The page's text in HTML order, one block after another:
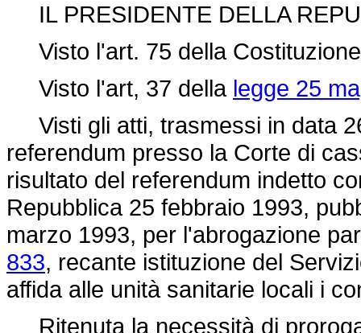
IL PRESIDENTE DELLA
Visto l'art. 75 della
Visto l'art, 37 della legge 25
Visti gli atti, trasmessi in data
referendum presso la Corte di
risultato del referendum indetto
Repubblica 25 febbraio 1993,
marzo 1993, per l'abrogazione
833, recante istituzione del
affida alle unità sanitarie locali i
Ritenuta la necessità di